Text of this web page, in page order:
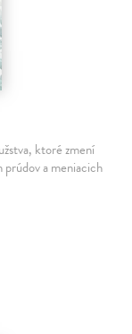
ktoré zmení
prúdov a meniacich